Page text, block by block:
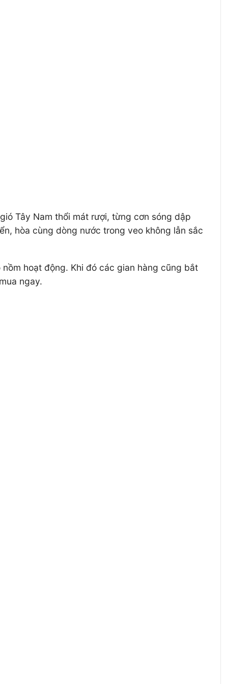
Tây Nam thổi mát rượi, từng cơn sóng dập
hòa cùng dòng nước trong veo không lẫn sắc
hoạt động. Khi đó các gian hàng cũng bắt
ngay.